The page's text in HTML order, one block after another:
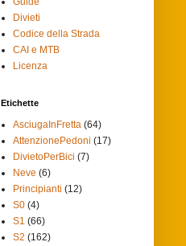
Divieti
Codice della Strada
CAI e MTB
Licenza
Etichette
AsciugaInFretta (64)
AttenzionePedoni (17)
DivietoPerBici (7)
Neve (6)
Principianti (12)
S0 (4)
S1 (66)
S2 (162)